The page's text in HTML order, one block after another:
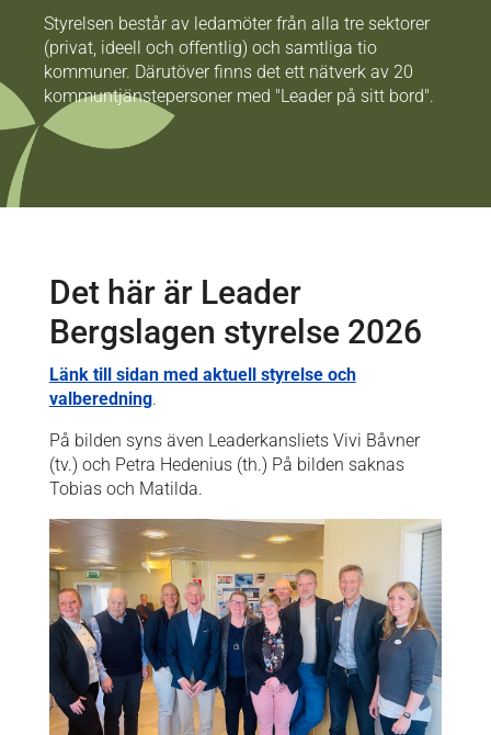
Styrelsen består av ledamöter från alla tre sektorer
(privat, ideell och offentlig) och samtliga tio
kommuner. Därutöver finns det ett nätverk av 20
kommuntjänstepersoner med "Leader på sitt bord".
Det här är Leader
Bergslagen styrelse 2026
Länk till sidan med aktuell styrelse och
valberedning.
På bilden syns även Leaderkansliets Vivi Båvner
(tv.) och Petra Hedenius (th.) På bilden saknas
Tobias och Matilda.